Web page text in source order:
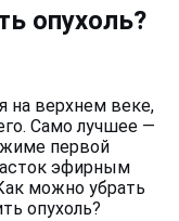
опухоль?
на верхнем веке,
Само лучшее —
первой
эфирным
можно убрать
опухоль?